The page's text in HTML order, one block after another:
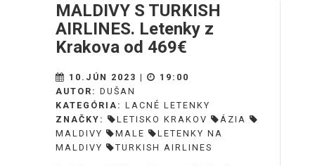
MALDIVY S TURKISH
AIRLINES. Letenky z
Krakova od 469€
10.JÚN 2023 |
19:00
AUTOR: DUŠAN
KATEGÓRIA: LACNÉ LETENKY
ZNAČKY:
LETISKO KRAKOV
ÁZIA
MALDIVY
MALE
LETENKY NA
MALDIVY
TURKISH AIRLINES